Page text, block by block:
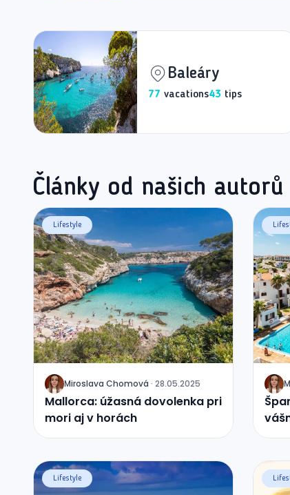
Baleáry
77 vacations43 tips
Články od našich
J Miroslava Chomová · 28.05.2025
Mallorca: úžasná dovolenka pri
mori aj v horách
Lifestyle
J
Lifestyle